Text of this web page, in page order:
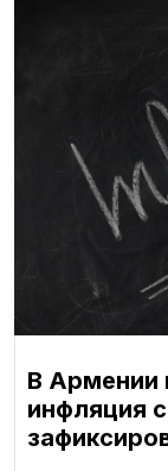
В Армении
инфляция